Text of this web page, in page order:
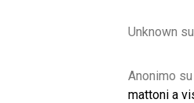
Unknown su
Anonimo su
mattoni a